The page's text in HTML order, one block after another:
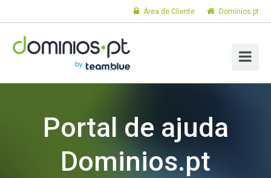
Domínios.pt
Área de Cliente
Portal de ajuda
Dominios.pt